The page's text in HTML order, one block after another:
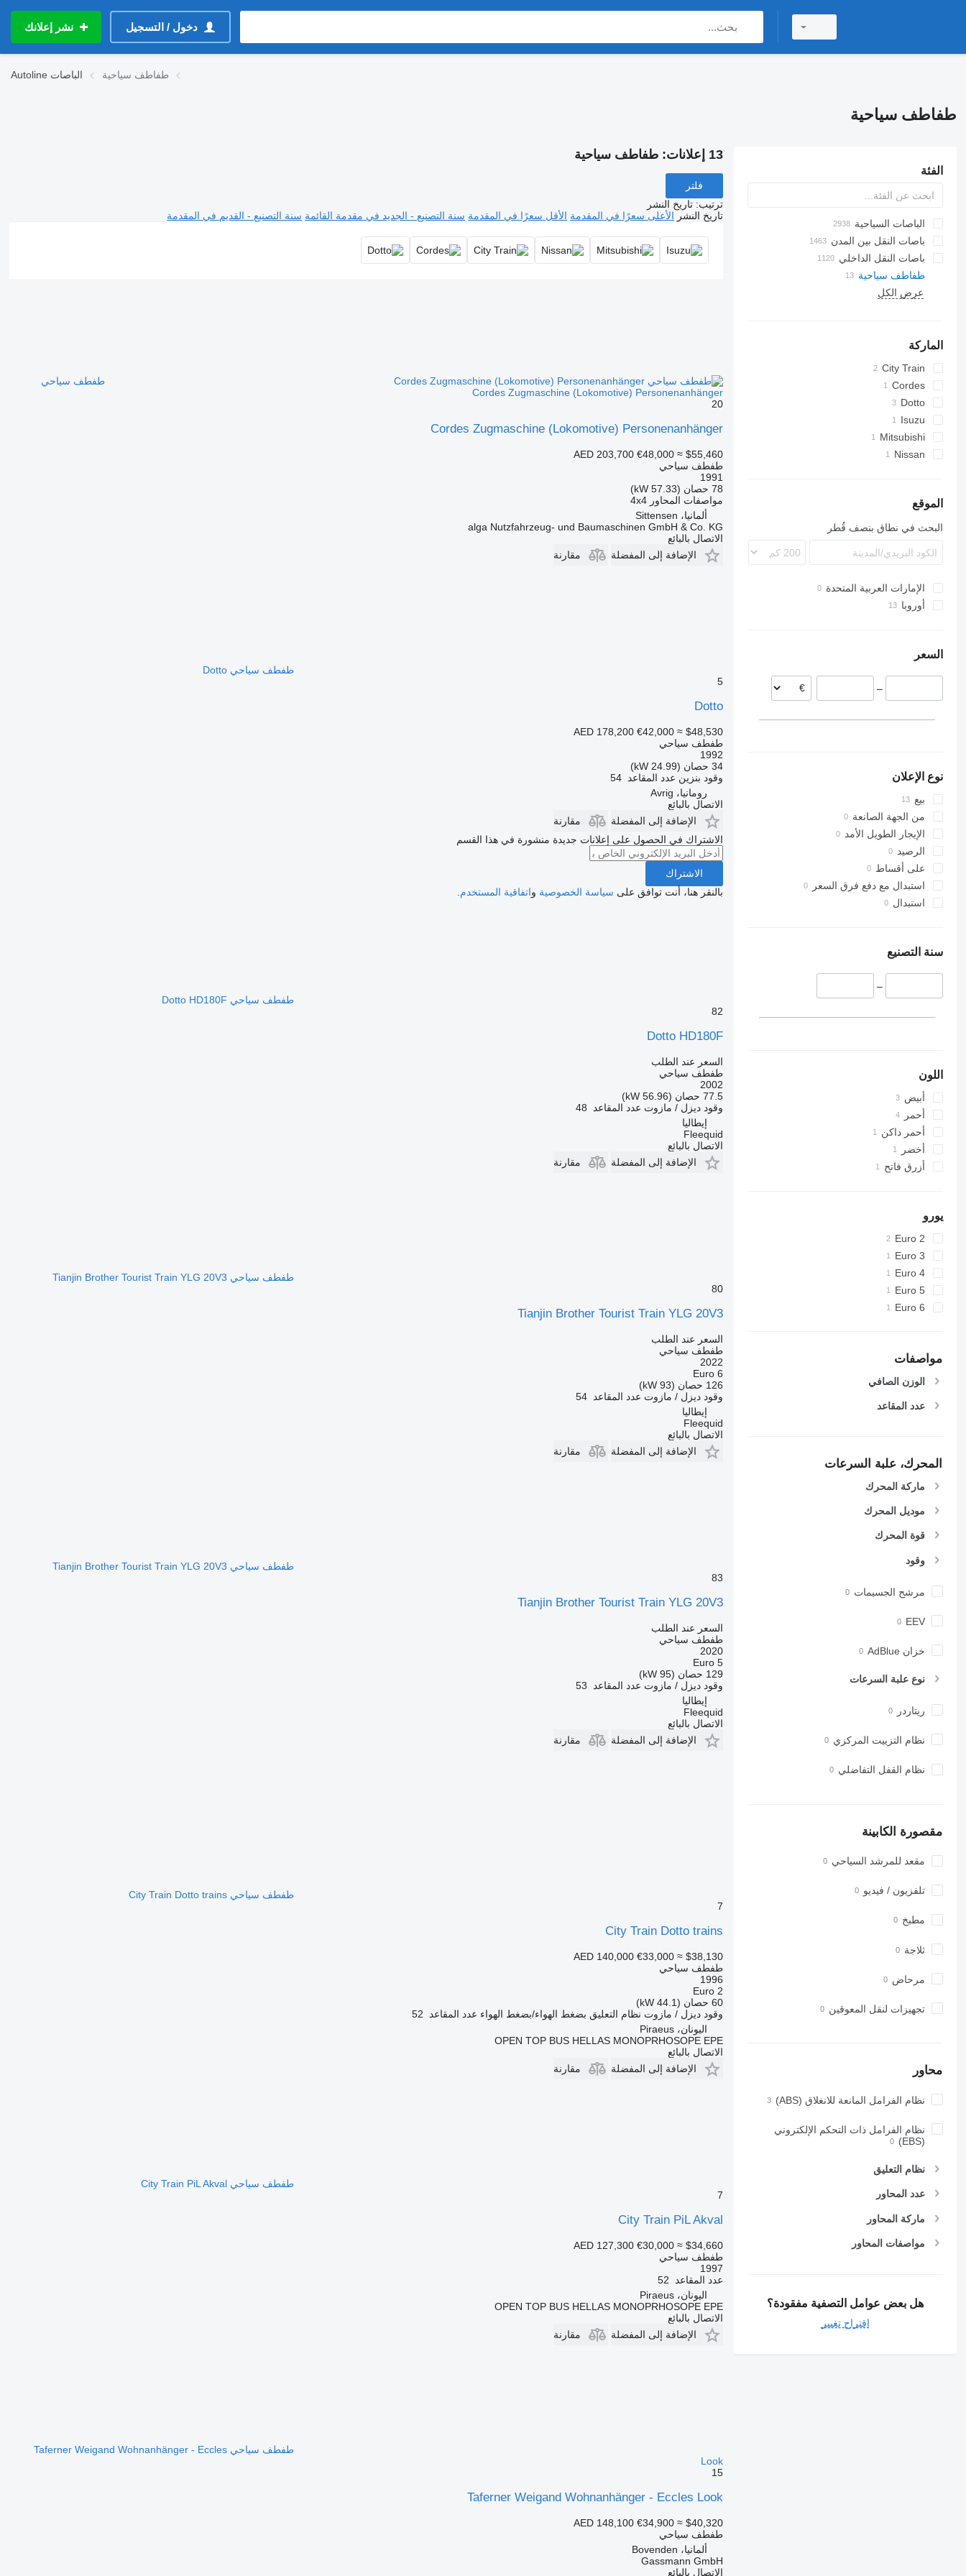
دخول / التسجيل نشر إعلانك
Autoline الباصات طفاطف سياحية
طفاطف سياحية
الفئة
الباصات السياحية
باصات النقل بين المدن
باصات النقل الداخلي
طفاطف سياحية
عرض الكل
الماركة
City Train
Cordes
Dotto
Isuzu
Mitsubishi
L-seriesNissan
الموقع
البحث في نطاق بنصف قُطر
الإمارات العربية المتحدة
أوروبا
اليونان
ألمانيا
السعر
–
نوع الإعلان
بيع
من الجهة الصانعة
الإيجار الطويل الأمد
الرصيد
على أقساط
استبدال مع دفع فرق السعر
استبدال
سنة التصنيع
–
اللون
أبيض
أحمر
أحمر داكن
أخضر
أزرق فاتح
يورو
Euro 2
Euro 3
Euro 4
Euro 5
Euro 6
مواصفات
الوزن الصافي
عدد المقاعد
المحرك، علبة السرعات
ماركة المحرك
موديل المحرك
قوة المحرك
وقود
مرشح الجسيمات
EEV
خزان AdBlue
نوع علبة السرعات
ريتاردر
نظام التزييت المركزي
نظام القفل التفاضلي
مقصورة الكابينة
مقعد للمرشد السياحي
تلفزيون / فيديو
مطبخ
ثلاجة
مرحاض
تجهيزات لنقل المعوقين
محاور
نظام الفرامل المانعة للانغلاق (ABS)
نظام الفرامل ذات التحكم الإلكتروني
(EBS)
نظام التعليق
عدد المحاور
ماركة المحاور
مواصفات المحاور
هل بعض عوامل التصفية مفقودة؟
اقتراح تغيير
13 إعلانات: طفاطف سياحية
فلتر
ترتيب: تاريخ النشر
تاريخ النشر الأعلى سعرًا في المقدمة الأقل سعرًا في المقدمة سنة التصنيع - الجديد في مقدمة القائمة سنة التصنيع - القديم في المقدمة
طفطف سياحي
Cordes Zugmaschine (Lokomotive) Personenanhänger
20
Cordes Zugmaschine (Lokomotive) Personenanhänger
AED 203,700 €48,000 ≈ $55,460
طفطف سياحي
1991
78 حصان (57.33 kW)
مواصفات المحاور 4x4
ألمانيا، Sittensen
alga Nutzfahrzeug- und Baumaschinen GmbH & Co. KG
الاتصال بالبائع
الإضافة إلى المفضلة
مقارنة
طفطف سياحي Dotto
5
Dotto
AED 178,200 €42,000 ≈ $48,530
طفطف سياحي
1992
34 حصان (24.99 kW)
وقود بنزين عدد المقاعد
54
رومانيا، Avrig
الاتصال بالبائع
الإضافة إلى المفضلة
مقارنة
الاشتراك في الحصول على إعلانات جديدة منشورة في هذا القسم
الاشتراك
بالنقر هنا، أنت توافق على سياسة الخصوصية واتفاقية المستخدم
طفطف سياحي Dotto HD180F
82
Dotto HD180F
السعر عند الطلب
طفطف سياحي
2002
77.5 حصان (56.96 kW)
وقود ديزل / مازوت عدد المقاعد
48
إيطاليا
Fleequid
الاتصال بالبائع
الإضافة إلى المفضلة
مقارنة
طفطف سياحي Tianjin Brother Tourist Train YLG 20V3
80
Tianjin Brother Tourist Train YLG 20V3
السعر عند الطلب
طفطف سياحي
2022
Euro 6
126 حصان (93 kW)
وقود ديزل / مازوت عدد المقاعد
54
إيطاليا
Fleequid
الاتصال بالبائع
الإضافة إلى المفضلة
مقارنة
طفطف سياحي Tianjin Brother Tourist Train YLG 20V3
83
Tianjin Brother Tourist Train YLG 20V3
السعر عند الطلب
طفطف سياحي
2020
Euro 5
129 حصان (95 kW)
وقود ديزل / مازوت عدد المقاعد
53
إيطاليا
Fleequid
الاتصال بالبائع
الإضافة إلى المفضلة
مقارنة
طفطف سياحي City Train Dotto trains
7
City Train Dotto trains
AED 140,000 €33,000 ≈ $38,130
طفطف سياحي
1996
Euro 2
60 حصان (44.1 kW)
وقود ديزل / مازوت نظام التعليق بضغط الهواء/بضغط الهواء عدد المقاعد
52
اليونان، Piraeus
OPEN TOP BUS HELLAS MONOPRHOSOPE EPE
الاتصال بالبائع
الإضافة إلى المفضلة
مقارنة
طفطف سياحي City Train PiL Akval
7
City Train PiL Akval
AED 127,300 €30,000 ≈ $34,660
طفطف سياحي
1997
عدد المقاعد
52
اليونان، Piraeus
OPEN TOP BUS HELLAS MONOPRHOSOPE EPE
الاتصال بالبائع
الإضافة إلى المفضلة
مقارنة
طفطف سياحي Taferner Weigand Wohnanhänger - Eccles
Look
15
Taferner Weigand Wohnanhänger - Eccles Look
AED 148,100 €34,900 ≈ $40,320
طفطف سياحي
ألمانيا، Bovenden
Gassmann GmbH
الاتصال بالبائع